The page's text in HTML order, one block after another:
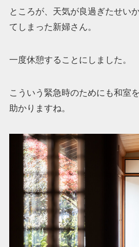
ところが、天気が良過ぎたせい
てしまった新婦さん。
一度休憩することにしました。
こういう緊急時のためにも和室
助かりますね。